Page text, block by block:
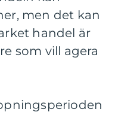
men det kan
handel är
som vill agera